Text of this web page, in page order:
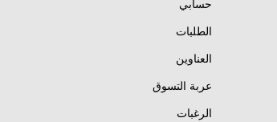
حسابي
الطلبات
العناوين
عربة التسوق
الرغبات